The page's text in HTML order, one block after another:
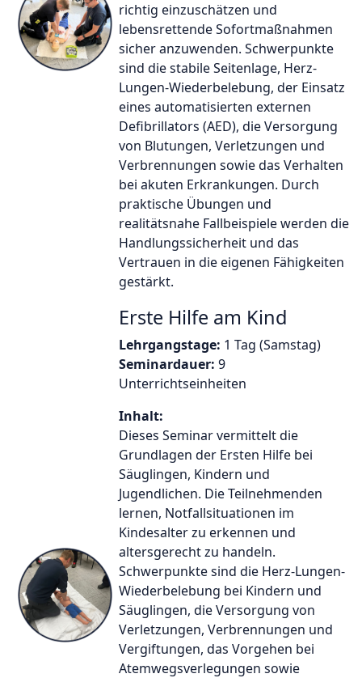
richtig einzuschätzen und
lebensrettende Sofortmaßnahmen
sicher anzuwenden. Schwerpunkte
sind die stabile Seitenlage, Herz-
Lungen-Wiederbelebung, der Einsatz
eines automatisierten externen
Defibrillators (AED), die Versorgung
von Blutungen, Verletzungen und
Verbrennungen sowie das Verhalten
bei akuten Erkrankungen. Durch
praktische Übungen und
realitätsnahe Fallbeispiele werden die
Handlungssicherheit und das
Vertrauen in die eigenen Fähigkeiten
gestärkt.
Erste Hilfe am Kind
Lehrgangstage: 1 Tag (Samstag)
Seminardauer: 9
Unterrichtseinheiten
Inhalt:
Dieses Seminar vermittelt die
Grundlagen der Ersten Hilfe bei
Säuglingen, Kindern und
Jugendlichen. Die Teilnehmenden
lernen, Notfallsituationen im
Kindesalter zu erkennen und
altersgerecht zu handeln.
Schwerpunkte sind die Herz-Lungen-
Wiederbelebung bei Kindern und
Säuglingen, die Versorgung von
Verletzungen, Verbrennungen und
Vergiftungen, das Vorgehen bei
Atemwegsverlegungen sowie